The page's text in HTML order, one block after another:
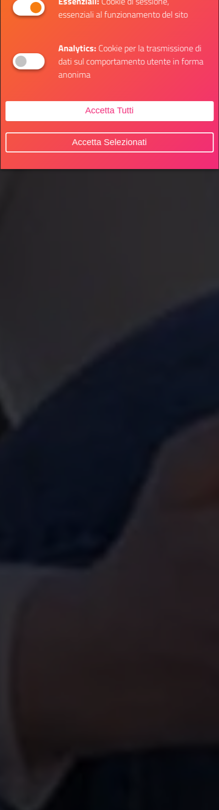
essenziali al funzionamento del sito
Analytics:Cookie per la trasmissione di
dati sul comportamento utente in forma
anonima
Accetta Tutti
Accetta Selezionati